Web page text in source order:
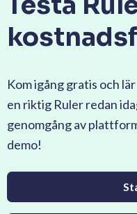
Kom igång gratis och
en riktig Ruler redan
genomgång av
demo!